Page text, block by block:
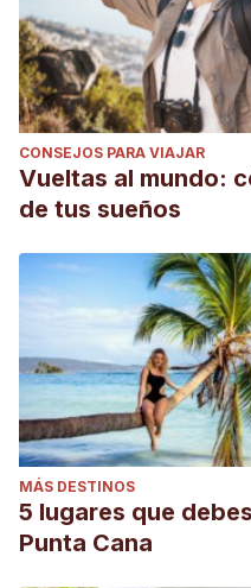
CONSEJOS PARA VIAJAR
Vueltas al mundo:
de tus sueños
MÁS DESTINOS
5 lugares que
Punta Cana